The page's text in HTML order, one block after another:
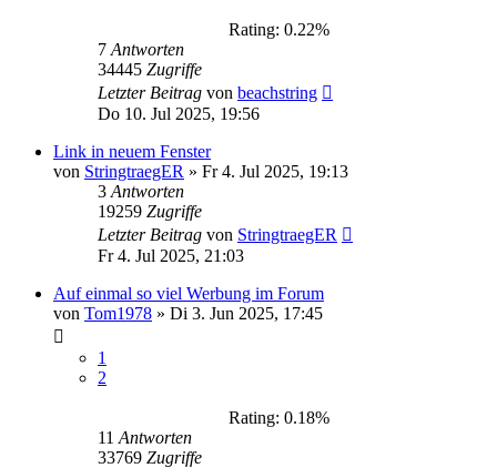
Rating: 0.22%
7 Antworten
34445 Zugriffe
Letzter Beitrag von beachstring
Do 10. Jul 2025, 19:56
Link in neuem Fenster
von StringtraegER » Fr 4. Jul 2025, 19:13
3 Antworten
19259 Zugriffe
Letzter Beitrag von StringtraegER
Fr 4. Jul 2025, 21:03
Auf einmal so viel Werbung im Forum
von Tom1978 » Di 3. Jun 2025, 17:45
1
2
Rating: 0.18%
11 Antworten
33769 Zugriffe